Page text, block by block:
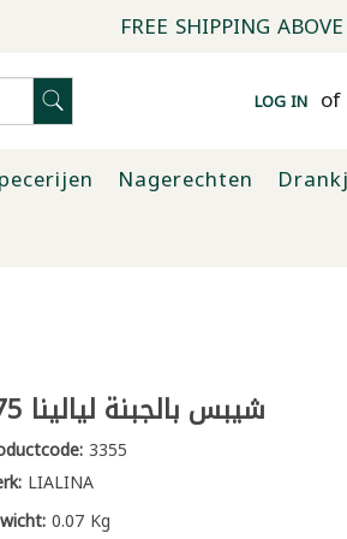
FREE SHIPPING
LOG IN of
Nagerechten
شيبس بالجبنة ليالينا 75غ
3355
LIALINA
0.07 Kg